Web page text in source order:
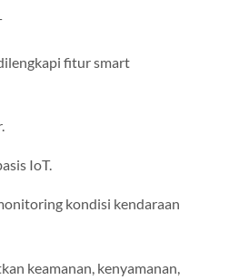
fitur smart
IoT.
kondisi kendaraan
keamanan, kenyamanan,